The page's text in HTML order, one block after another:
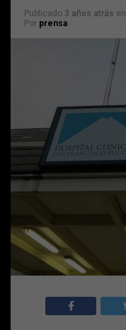
Publicado 3 años atrás en
Por prensa